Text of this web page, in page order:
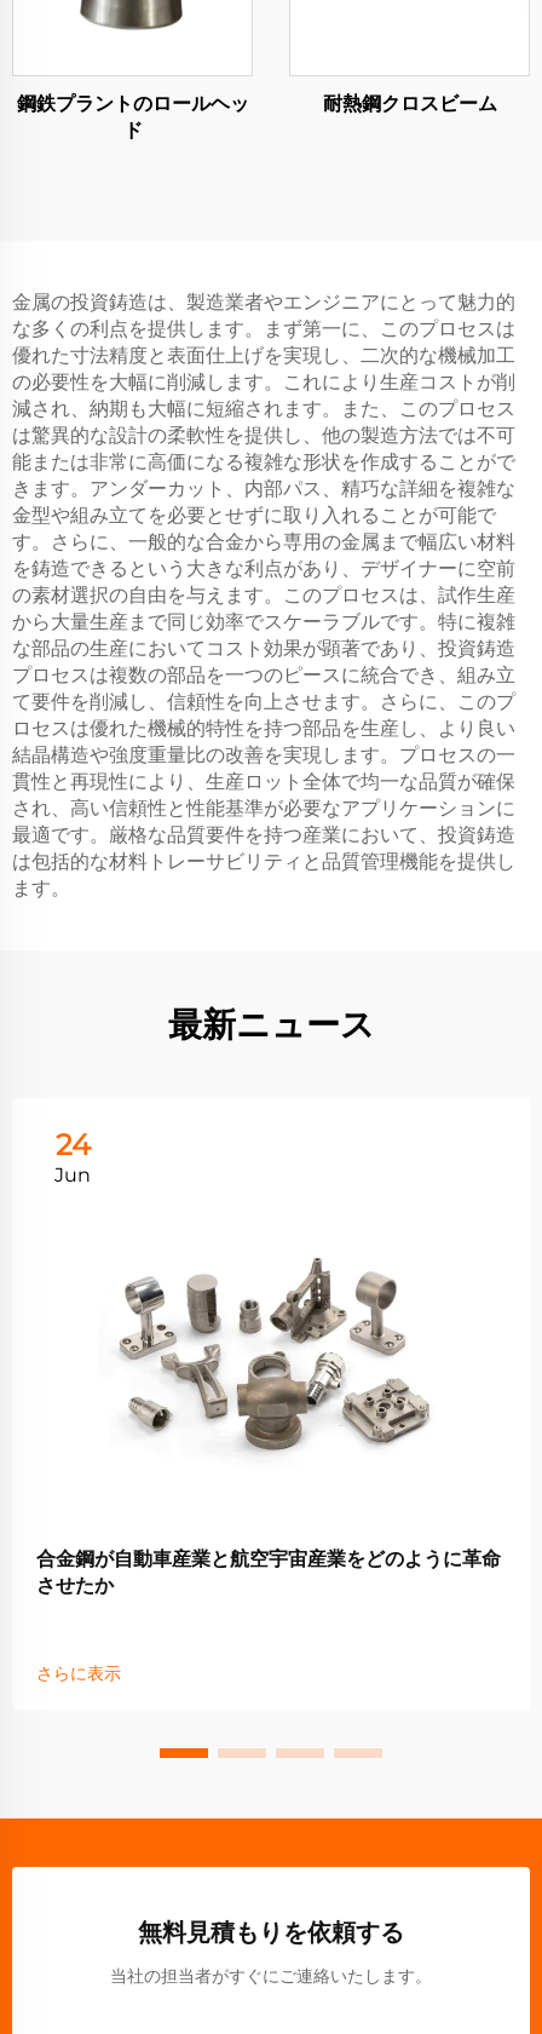
鋼鉄プラントのロールヘッ
ド
耐熱鋼クロスビーム
金属の投資鋳造は、製造業者やエンジニアにとって魅力的
な多くの利点を提供します。まず第一に、このプロセスは
優れた寸法精度と表面仕上げを実現し、二次的な機械加工
の必要性を大幅に削減します。これにより生産コストが削
減され、納期も大幅に短縮されます。また、このプロセス
は驚異的な設計の柔軟性を提供し、他の製造方法では不可
能または非常に高価になる複雑な形状を作成することがで
きます。アンダーカット、内部パス、精巧な詳細を複雑な
金型や組み立てを必要とせずに取り入れることが可能で
す。さらに、一般的な合金から専用の金属まで幅広い材料
を鋳造できるという大きな利点があり、デザイナーに空前
の素材選択の自由を与えます。このプロセスは、試作生産
から大量生産まで同じ効率でスケーラブルです。特に複雑
な部品の生産においてコスト効果が顕著であり、投資鋳造
プロセスは複数の部品を一つのピースに統合でき、組み立
て要件を削減し、信頼性を向上させます。さらに、このプ
ロセスは優れた機械的特性を持つ部品を生産し、より良い
結晶構造や強度重量比の改善を実現します。プロセスの一
貫性と再現性により、生産ロット全体で均一な品質が確保
され、高い信頼性と性能基準が必要なアプリケーションに
最適です。厳格な品質要件を持つ産業において、投資鋳造
は包括的な材料トレーサビリティと品質管理機能を提供し
ます。
最新ニュース
24
Jun
合金鋼が自動車産業と航空宇宙産業をどのように革命
させたか
さらに表示
無料見積もりを依頼する
当社の担当者がすぐにご連絡いたします。